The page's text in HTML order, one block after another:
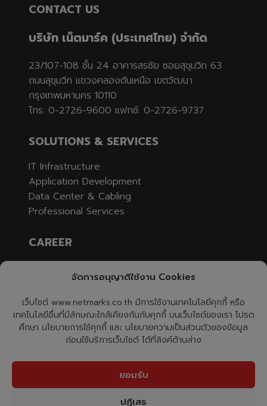
จัดการอนุญาติใช้งาน Cookies
เว็บไซต์ www.netmarks.co.th มีการใช้งานเทคโนโลยีคุกกี้ หรือ
เทคโนโลยีอื่นที่มีลักษณะใกล้เคียงกันกับคุกกี้ บนเว็บไซต์ของเรา โปรด
ศึกษา นโยบายการใช้คุกกี้ และ นโยบายความเป็นส่วนตัวของข้อมูล
ก่อนใช้บริการเว็บไซต์ ได้ที่ลิงค์ด้านล่าง
ยอมรับ
ปฏิเสธ
CONTACT US
บริษัท เน็ตมาร์ค (ประเทศไทย) จำกัด
23/107-108 ชั้น 24 อาคารสรชัย ซอยสุขุมวิท 63
ถนนสุขุมวิท แขวงคลองตันเหนือ เขตวัฒนา
กรุงเทพมหานคร 10110
โทร: 0-2726-9600 แฟกซ์: 0-2726-9737
SOLUTIONS & SERVICES
IT Infrastructure
Application Development
Data Center & Cabling
Professional Services
CAREER
CONTACT US